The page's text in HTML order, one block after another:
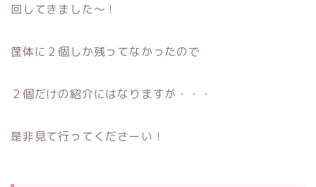
回してきました～！
筐体に２個しか残ってなかったので
２個だけの紹介にはなりますが・・・
是非見て行ってくださーい！